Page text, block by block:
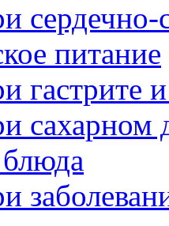
сердечно-
питание
гастрите
сахарном